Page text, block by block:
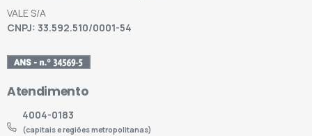
VALE S/A
CNPJ: 33.592.510/0001-54
Atendimento
4004-0183
(capitais e regiões metropolitanas)